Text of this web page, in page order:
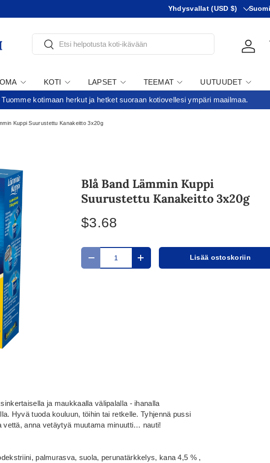
Maa
Yhdysvallat (USD $) KIeli
Suomi
Etsi
KOTI LAPSET TEEMAT UUTUUDET
TARJOUKSET
Tuomme kotimaan herkut ja hetket suoraan kotiovellesi ympäri maailmaa.
Kuppi Suurustettu Kanakeitto 3x20g
Blå Band Lämmin Kuppi
Suurustettu Kanakeitto 3x20g
$3.68
Määrä
Translation missing: fi.cart.items.decrease_quantity
Translation missing:Lisää ostoskoriin
ja maukkaalla välipalalla - ihanalla
Hyvä tuoda kouluun, töihin tai retkelle. Tyhjennä pussi
vettä, anna vetäytyä muutama minuutti… nauti!
palmurasva, suola, perunatärkkelys, kana 4,5 % ,